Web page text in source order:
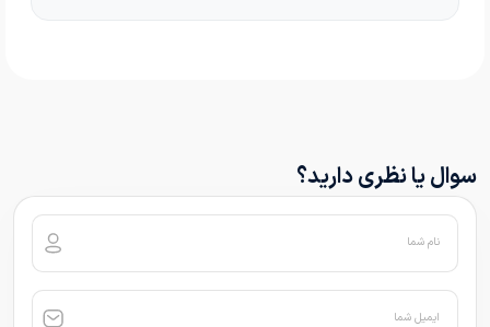
سوال یا نظری دارید؟
نام شما
ایمیل شما